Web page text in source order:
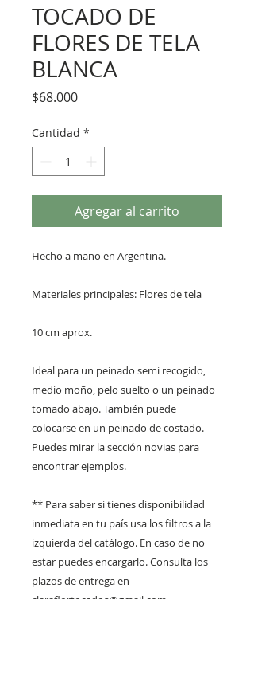
TOCADO DE
FLORES DE TELA
BLANCA
$68.000Precio
Cantidad *
Agregar al carrito
Hecho a mano en Argentina.
Materiales principales: Flores de tela
10 cm aprox.
Ideal para un peinado semi recogido,
medio moño, pelo suelto o un peinado
tomado abajo. También puede
colocarse en un peinado de costado.
Puedes mirar la sección novias para
encontrar ejemplos.
** Para saber si tienes disponibilidad
inmediata en tu país usa los filtros a la
izquierda del catálogo. En caso de no
estar puedes encargarlo. Consulta los
plazos de entrega en
claraflortocados@gmail.com